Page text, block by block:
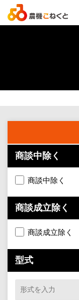
商談中除く
商談中除く
商談成立除く
商談成立除く
型式